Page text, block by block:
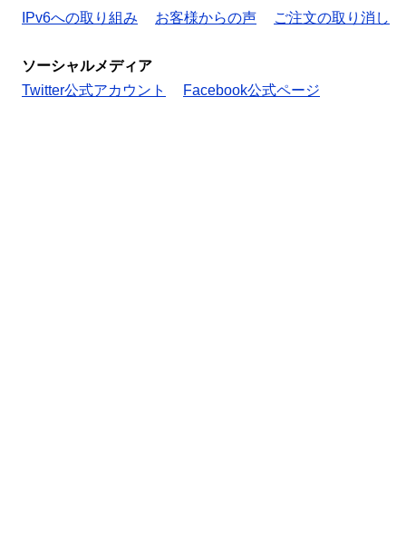
IPv6への取り組み
お客様からの声 ご注文の取り消し
ソーシャルメディア
Twitter公式アカウント
Facebook公式ページ